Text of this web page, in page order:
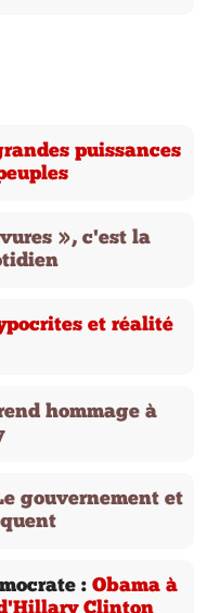
puissances
», c'est la
et réalité
hommage à
gouvernement et
: Obama à